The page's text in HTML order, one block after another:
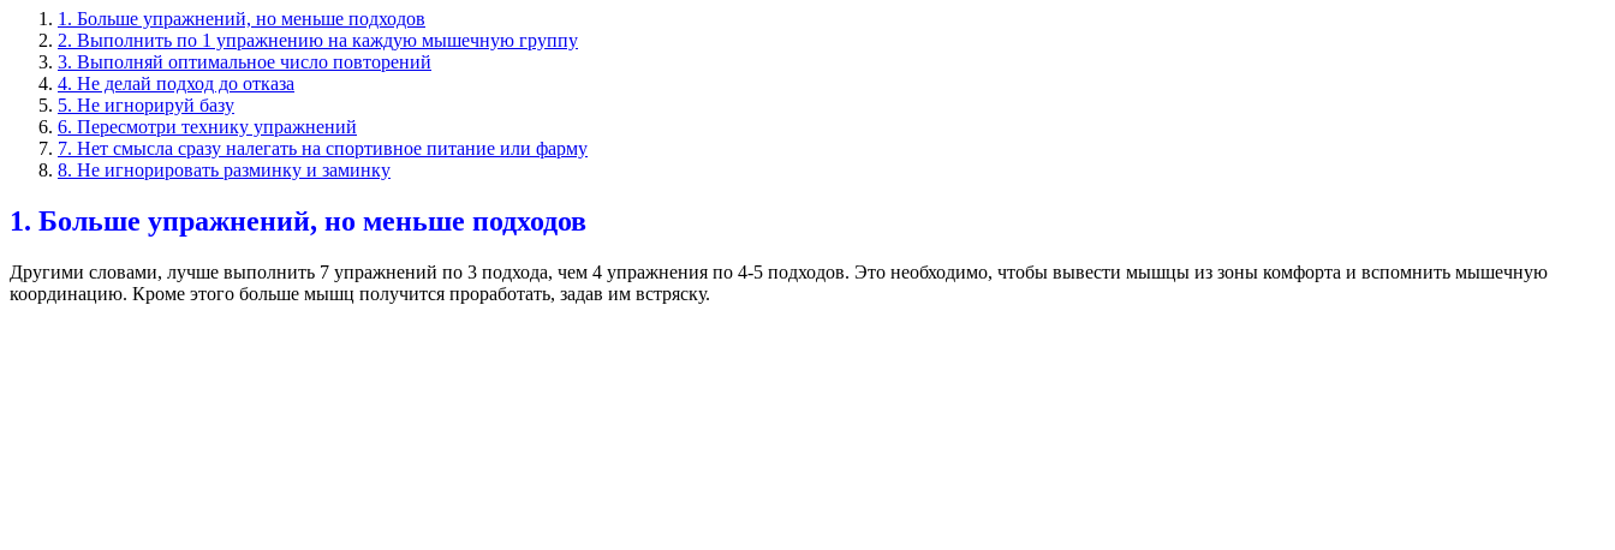
1. Больше упражнений, но меньше подходов
2. Выполнить по 1 упражнению на каждую мышечную группу
3. Выполняй оптимальное число повторений
4. Не делай подход до отказа
5. Не игнорируй базу
6. Пересмотри технику упражнений
7. Нет смысла сразу налегать на спортивное питание или фарму
8. Не игнорировать разминку и заминку
1. Больше упражнений, но меньше подходов
Другими словами, лучше выполнить 7 упражнений по 3 подхода, чем 4 упражнения по 4-5 подходов. Это необходимо, чтобы вывести мышцы из зоны комфорта и вспомнить мышечную
координацию. Кроме этого больше мышц получится проработать, задав им встряску.